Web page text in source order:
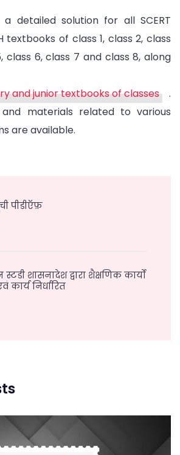
detailed solution for all SCERT
textbooks of class 1, class 2, class
class 6, class 7 and class 8, along
and junior textbooks of classes
.
and materials related to various
are available.
पीडीऍफ़
शासनादेश द्वारा शैक्षणिक कार्यों
निर्धारित